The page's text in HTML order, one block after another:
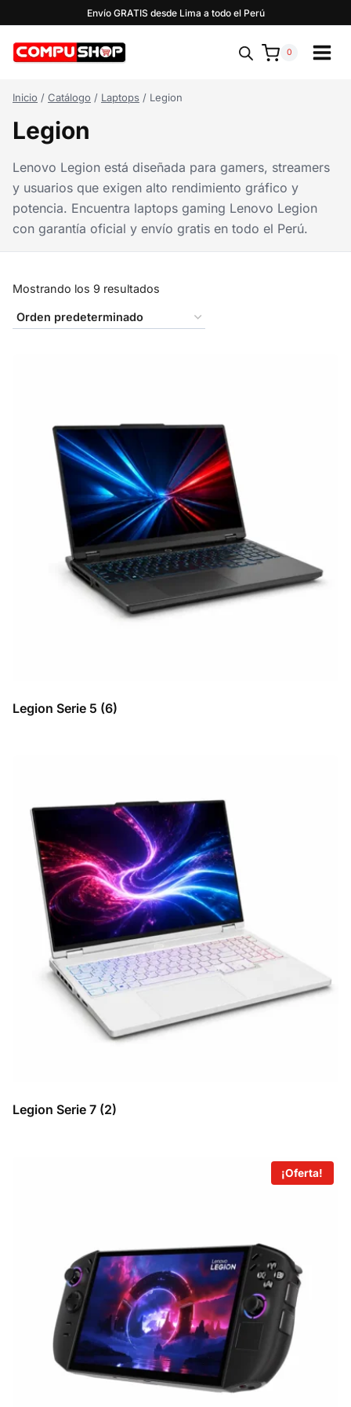
al
contenido
Envío GRATIS desde Lima a todo el Perú
0
Inicio / Catálogo / Laptops / Legion
Legion
Lenovo Legion está diseñada para gamers, streamers
y usuarios que exigen alto rendimiento gráfico y
potencia. Encuentra laptops gaming Lenovo Legion
con garantía oficial y envío gratis en todo el Perú.
Mostrando los 9 resultados
Legion Serie 5 (6)
Legion Serie 7 (2)
¡Oferta!